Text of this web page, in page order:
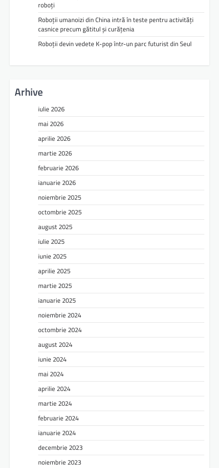
roboți
Roboții umanoizi din China intră în teste pentru activități
casnice precum gătitul și curățenia
Roboții devin vedete K-pop într-un parc futurist din Seul
Arhive
iulie 2026
mai 2026
aprilie 2026
martie 2026
februarie 2026
ianuarie 2026
noiembrie 2025
octombrie 2025
august 2025
iulie 2025
iunie 2025
aprilie 2025
martie 2025
ianuarie 2025
noiembrie 2024
octombrie 2024
august 2024
iunie 2024
mai 2024
aprilie 2024
martie 2024
februarie 2024
ianuarie 2024
decembrie 2023
noiembrie 2023